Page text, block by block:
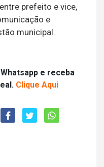
prefeito e vice,
e
municipal.
e receba
Clique Aqui